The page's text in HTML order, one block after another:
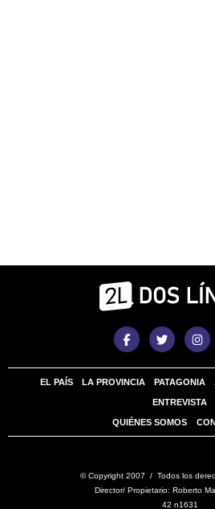
EL PAÍS LA PROVINCIA PATAGONIA
ENTREVISTA
QUIÉNES SOMOS
© Copyright 2007 / Todos los
Director/ Propietario: Roberto
42 n1631